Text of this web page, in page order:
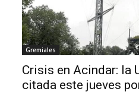
Gremiales
Crisis en Acindar: la
citada este jueves